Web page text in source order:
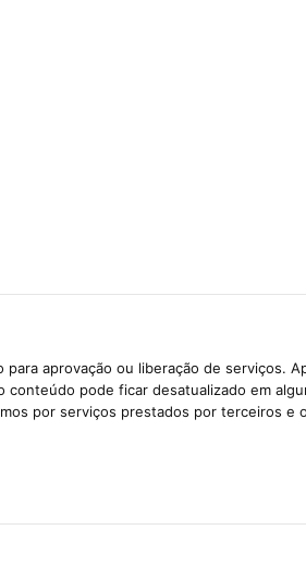
aprovação ou liberação de serviços.
pode ficar desatualizado em
por serviços prestados por terceiros e